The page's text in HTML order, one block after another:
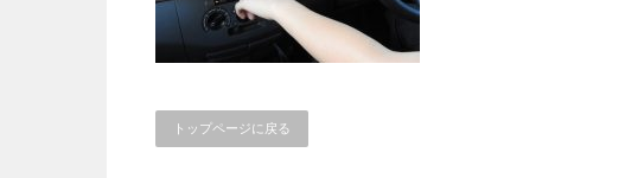
トップページに戻る